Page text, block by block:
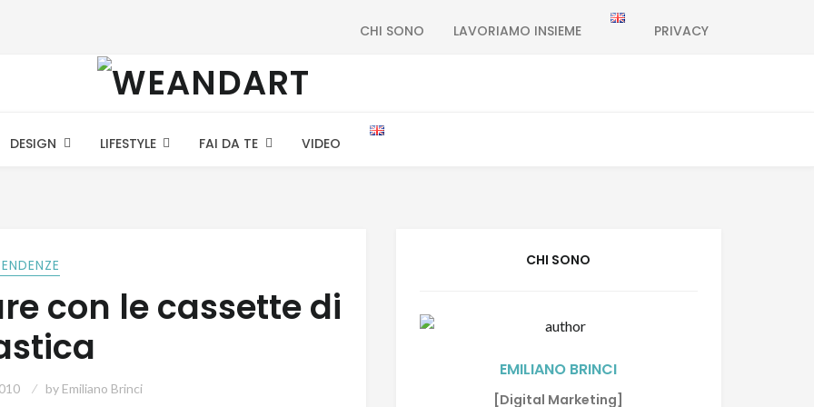
CHI SONO LAVORIAMO INSIEME PRIVACY
DESIGN LIFESTYLE FAI DA TE VIDEO
con le cassette di
by Emiliano Brinci
CHI SONO
EMILIANO BRINCI
[Digital Marketing]